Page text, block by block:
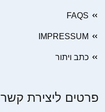
FAQS
IMPRESSUM
כתב ויתור
פרטים ליצירת קשר